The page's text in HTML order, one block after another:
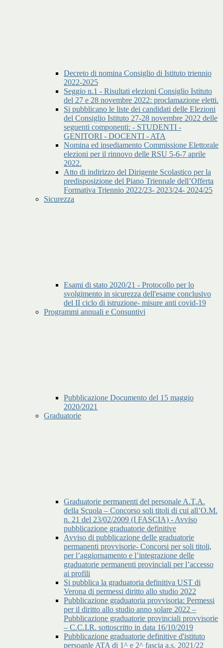
Decreto di nomina Consiglio di Istituto triennio
2022-2025
Seggio n.1 - Risultati elezioni Consiglio Istituto
del 27 e 28 novembre 2022: proclamazione eletti.
Si pubblicano le liste dei candidati delle Elezioni
del Consiglio Istituto 27-28 novembre 2022 delle
seguenti componenti: - STUDENTI -
GENITORI - DOCENTI - ATA
Nomina ed insediamento Commissione Elettorale
elezioni per il rinnovo delle RSU 5-6-7 aprile
2022.
Atto di indirizzo del Dirigente Scolastico per la
predisposizione del Piano Triennale dell’Offerta
Formativa Triennio 2022/23- 2023/24- 2024/25
Sicurezza
Esami di stato 2020/21 - Protocollo per lo
svolgimento in sicurezza dell'esame conclusivo
del II ciclo di istruzione- misure anti covid-19
Programmi annuali e Consuntivi
Pubblicazione Documento del 15 maggio
2020/2021
Graduatorie
Graduatorie permanenti del personale A.T.A.
della Scuola – Concorso soli titoli di cui all’O.M.
n. 21 del 23/02/2009 (I FASCIA) - Avviso
pubblicazione graduatorie definitive
Avviso di pubblicazione delle graduatorie
permanenti provvisorie- Concorsi per soli titoli,
per l’aggiornamento e l’integrazione delle
graduatorie permanenti provinciali per l’accesso
ai profili
Si pubblica la graduatoria definitiva UST di
Verona di permessi diritto allo studio 2022
Pubblicazione graduatoria provvisoria: Permessi
per il diritto allo studio anno solare 2022 –
Pubblicazione graduatorie provinciali provvisorie
– C.C.I.R. sottoscritto in data 16/10/2019
Pubblicazione graduatorie definitive d'istituto
persoanle ATA di 1^ e 2^ fascia a.s. 2021/22